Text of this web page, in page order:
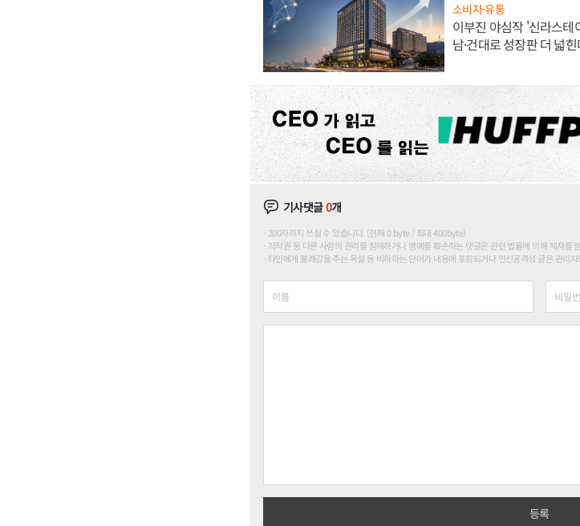
소비자·유통
이부진 야심작 '신라스테
남·건대로 성장판 더 넓
기사댓글0개
200자까지 쓰실 수 있습니다. (현재 0 byte / 최대 400byte)
저작권 등 다른 사람의 권리를 침해하거나 명예를 훼손하는 댓글은 관련 법률에 의해 제재를
타인에게 불쾌감을 주는 욕설 등 비하하는 단어가 내용에 포함되거나 인신공격성 글은 관리